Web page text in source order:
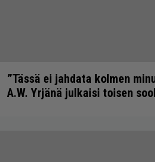
”Tässä ei jahdata kolmen
A.W. Yrjänä julkaisi toisen